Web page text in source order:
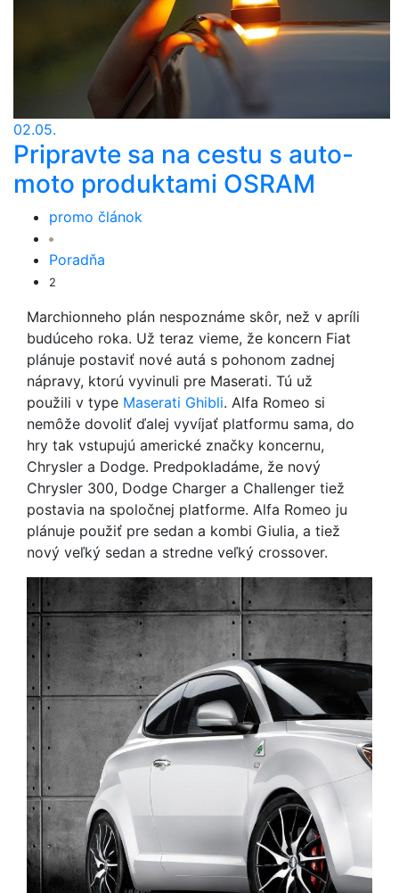
02.05.
Pripravte sa na cestu s auto-
moto produktami OSRAM
promo článok
Poradňa
2
Marchionneho plán nespoznáme skôr, než v apríli
budúceho roka. Už teraz vieme, že koncern Fiat
plánuje postaviť nové autá s pohonom zadnej
nápravy, ktorú vyvinuli pre Maserati. Tú už
použili v type Maserati Ghibli. Alfa Romeo si
nemôže dovoliť ďalej vyvíjať platformu sama, do
hry tak vstupujú americké značky koncernu,
Chrysler a Dodge. Predpokladáme, že nový
Chrysler 300, Dodge Charger a Challenger tiež
postavia na spoločnej platforme. Alfa Romeo ju
plánuje použiť pre sedan a kombi Giulia, a tiež
nový veľký sedan a stredne veľký crossover.